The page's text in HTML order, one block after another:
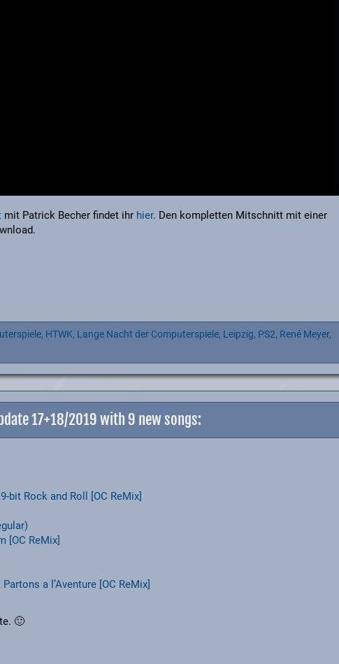
mit Patrick Becher findet ihr hier. Den kompletten Mitschnitt mit einer
, HTWK, Lange Nacht der Computerspiele, Leipzig, PS2, René Meyer,
17+18/2019 with 9 new songs:
bit Rock and Roll [OC ReMix]
[OC ReMix]
a l’Aventure [OC ReMix]
🙂